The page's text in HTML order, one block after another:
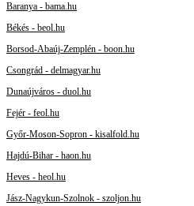
Baranya - bama.hu
Békés - beol.hu
Borsod-Abaúj-Zemplén - boon.hu
Csongrád - delmagyar.hu
Dunaújváros - duol.hu
Fejér - feol.hu
Győr-Moson-Sopron - kisalfold.hu
Hajdú-Bihar - haon.hu
Heves - heol.hu
Jász-Nagykun-Szolnok - szoljon.hu